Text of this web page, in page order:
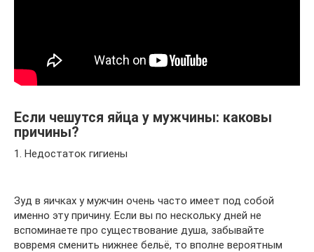
Если чешутся яйца у мужчины: каковы
причины?
1. Недостаток гигиены
Зуд в яичках у мужчин очень часто имеет под собой
именно эту причину. Если вы по нескольку дней не
вспоминаете про существование душа, забывайте
вовремя сменить нижнее бельё, то вполне вероятным